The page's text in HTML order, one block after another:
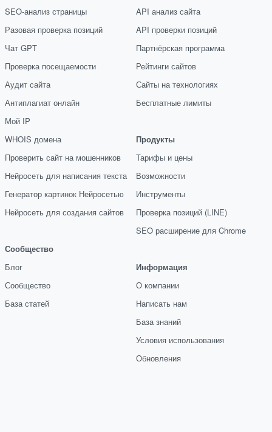
SEO-анализ страницы
Разовая проверка позиций
Чат GPT
Проверка посещаемости
Аудит сайта
Антиплагиат онлайн
Мой IP
WHOIS домена
Проверить сайт на мошенников
Нейросеть для написания текста
Генератор картинок Нейросетью
Нейросеть для создания сайтов
Сообщество
Блог
Сообщество
База статей
API анализ сайта
API проверки позиций
Партнёрская программа
Рейтинги сайтов
Сайты на технологиях
Бесплатные лимиты
Продукты
Тарифы и цены
Возможности
Инструменты
Проверка позиций (LINE)
SEO расширение для Chrome
Информация
О компании
Написать нам
База знаний
Условия использования
Обновления